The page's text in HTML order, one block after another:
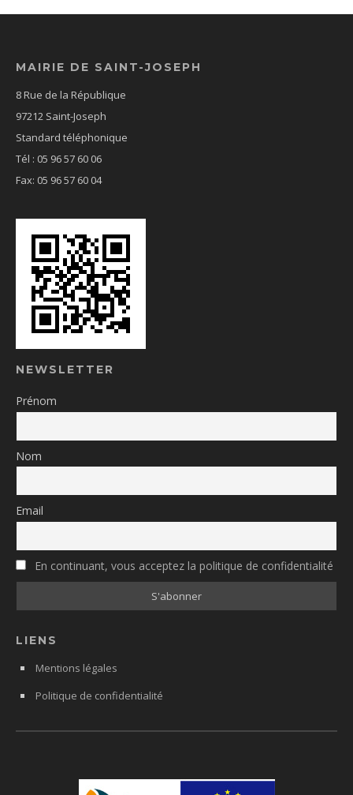
MAIRIE DE SAINT-JOSEPH
8 Rue de la République
97212 Saint-Joseph
Standard téléphonique
Tél : 05 96 57 60 06
Fax: 05 96 57 60 04
NEWSLETTER
Prénom
Nom
Email
En continuant, vous acceptez la politique de confidentialité
LIENS
Mentions légales
Politique de confidentialité